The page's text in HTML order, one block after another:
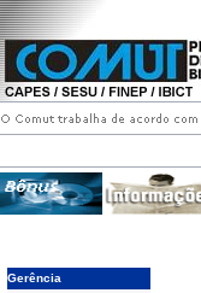
Gerência